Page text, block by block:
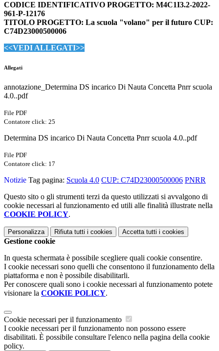
CODICE IDENTIFICATIVO PROGETTO: M4C1I3.2-2022-
961-P-12176
TITOLO PROGETTO: La scuola "volano" per il futuro CUP:
C74D23000500006
<<VEDI ALLEGATI>>
Allegati
annotazione_Determina DS incarico Di Nauta Concetta Pnrr scuola
4.0..pdf
File PDF
Contatore click: 25
Determina DS incarico Di Nauta Concetta Pnrr scuola 4.0..pdf
File PDF
Contatore click: 17
Notizie Tag pagina: Scuola 4.0 CUP: C74D23000500006 PNRR
Questo sito o gli strumenti terzi da questo utilizzati si avvalgono di
cookie necessari al funzionamento ed utili alle finalità illustrate nella
COOKIE POLICY.
Personalizza Rifiuta tutti i cookies Accetta tutti i cookies
Gestione cookie
In questa schermata è possibile scegliere quali cookie consentire.
I cookie necessari sono quelli che consentono il funzionamento della
piattaforma e non è possibile disabilitarli.
Per conoscere quali sono i cookie necessari al funzionamento potete
visionare la COOKIE POLICY.
Cookie necessari per il funzionamento
I cookie necessari per il funzionamento non possono essere
disabilitati. È possibile consultare l'elenco nella pagina della cookie
policy.